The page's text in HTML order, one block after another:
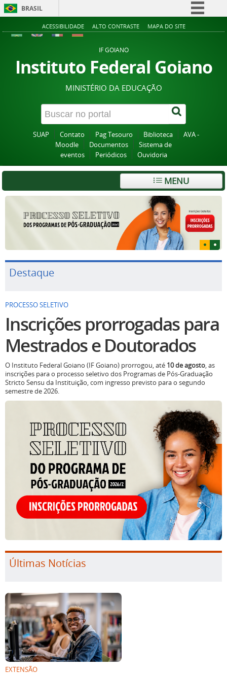
BRASIL
Simplifique!
Acesso à informação
Legislação
Canais
ACESSIBILIDADE ALTO CONTRASTE MAPA DO SITE
IF GOIANO
Instituto Federal Goiano
MINISTÉRIO DA EDUCAÇÃO
SUAP Contato Pag Tesouro Biblioteca
AVA -
Moodle
Documentos
Sistema de
eventos
Periódicos Ouvidoria
MENU
Destaque
PROCESSO SELETIVO
Inscrições prorrogadas para
Mestrados e Doutorados
O Instituto Federal Goiano (IF Goiano) prorrogou, até 10 de agosto, as
inscrições para o processo seletivo dos Programas de Pós-Graduação
Stricto Sensu da Instituição, com ingresso previsto para o segundo
semestre de 2026.
Últimas Notícias
EXTENSÃO